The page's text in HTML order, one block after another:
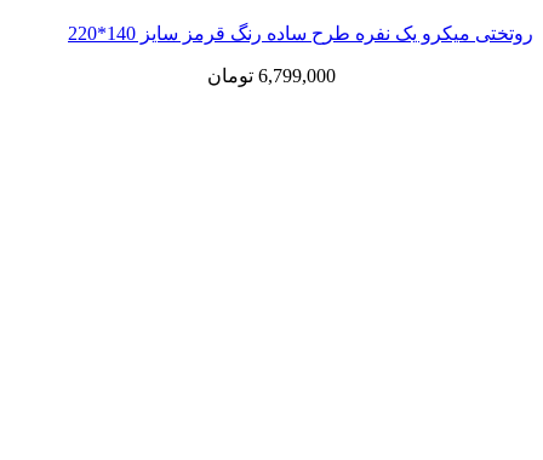
یک نفره طرح ساده رنگ قرمز سایز 140*220
تومان